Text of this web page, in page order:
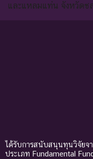
และแหลมแท่น จังหวัดช
ได้รับการสนับสนุนทุนวิจัยจ
ประเภท Fundamental